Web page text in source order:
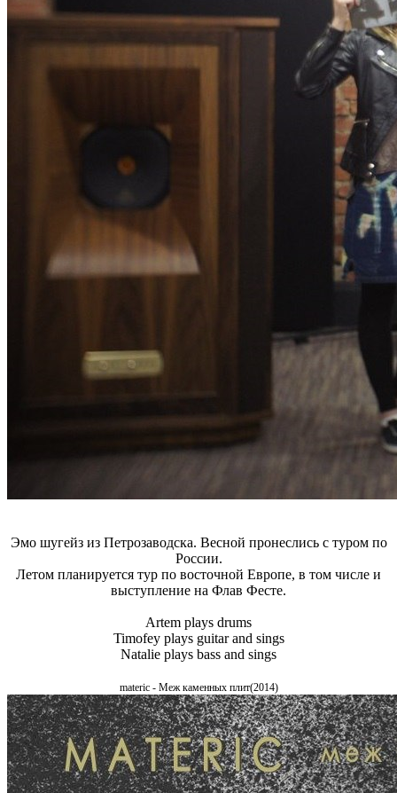
Эмо шугейз из Петрозаводска. Весной пронеслись с туром по
России.
Летом планируется тур по восточной Европе, в том числе и
выступление на Флав Фесте.
Artem plays drums
Timofey plays guitar and sings
Natalie plays bass and sings
materic - Mеж каменных плит(2014)